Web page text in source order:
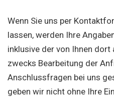
Wenn Sie uns per
lassen, werden Ihre
inklusive der von Ihnen
zwecks Bearbeitung der
Anschlussfragen bei uns
geben wir nicht ohne Ihre